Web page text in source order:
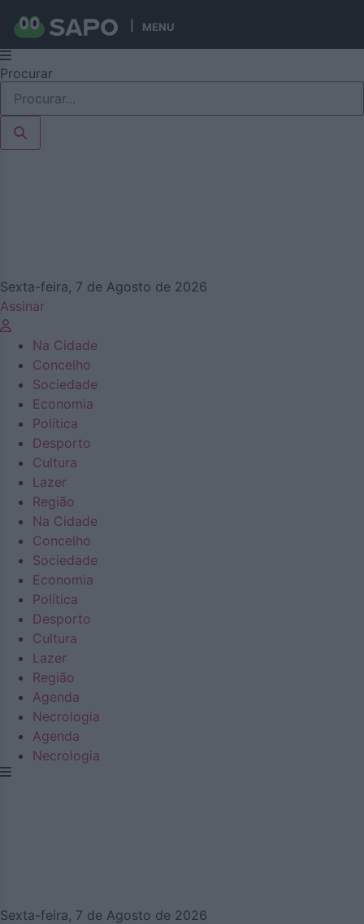
MENU
Pular
para
conteúdo
Procurar
Sexta-feira, 7 de Agosto de 2026
Assinar
Na Cidade
Concelho
Sociedade
Economia
Política
Desporto
Cultura
Lazer
Região
Na Cidade
Concelho
Sociedade
Economia
Política
Desporto
Cultura
Lazer
Região
Agenda
Necrologia
Agenda
Necrologia
Sexta-feira, 7 de Agosto de 2026